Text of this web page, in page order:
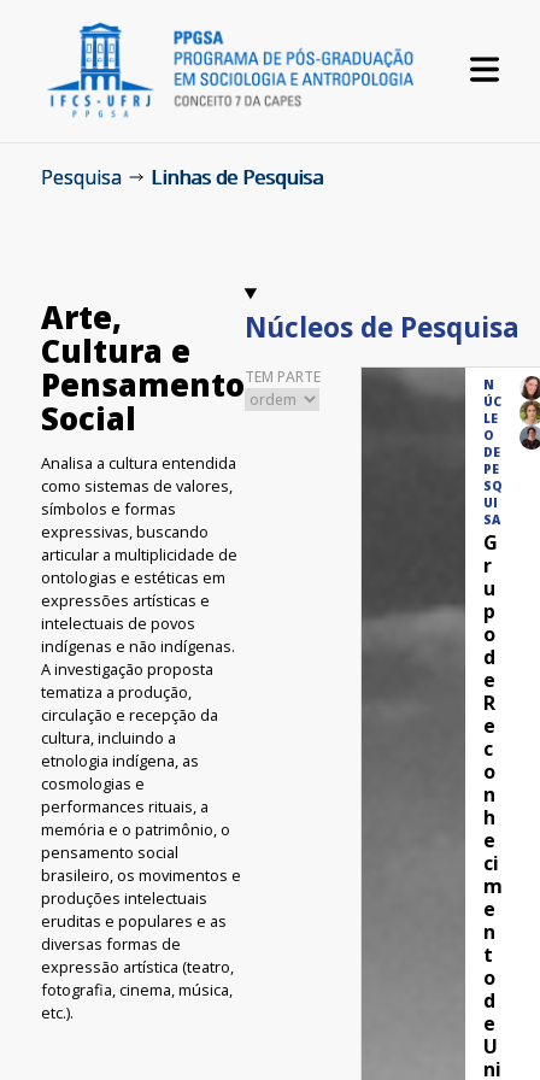
Pesquisa Linhas de Pesquisa
Arte,
Cultura e
Pensamento
Social
Analisa a cultura entendida
como sistemas de valores,
símbolos e formas
expressivas, buscando
articular a multiplicidade de
ontologias e estéticas em
expressões artísticas e
intelectuais de povos
indígenas e não indígenas.
A investigação proposta
tematiza a produção,
circulação e recepção da
cultura, incluindo a
etnologia indígena, as
cosmologias e
performances rituais, a
memória e o patrimônio, o
pensamento social
brasileiro, os movimentos e
produções intelectuais
eruditas e populares e as
diversas formas de
expressão artística (teatro,
fotografia, cinema, música,
etc.).
Núcleos de Pesquisa
TEM PARTE
N
ÚC
LE
O
DE
PE
SQ
UI
SA
G
r
u
p
o
d
e
R
e
c
o
n
h
e
ci
m
e
n
t
o
d
e
U
ni